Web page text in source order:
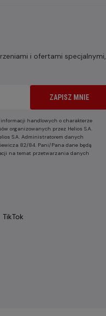
i ofertami specjalnymi,
ZAPISZ MNIE
handlowych o charakterze
organizowanych przez Helios S.A.
S.A. Administratorem danych
82/84. Pani/Pana dane będą
na temat przetwarzania danych
TikTok